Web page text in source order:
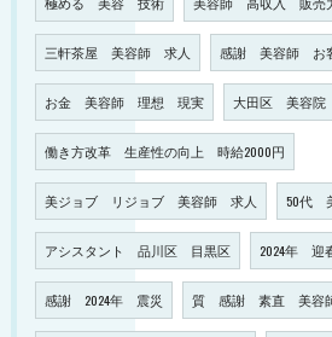
三軒茶屋 美容師 求人 感謝 美容師 お
お金 美容師 理想 現実 大田区 美容
働き方改革 生産性の向上 時給2000円
美ジョブ リジョブ 美容師 求人 50代
アシスタント 品川区 目黒区 2024年
感謝 2024年 震災 質 感謝 素直 美容